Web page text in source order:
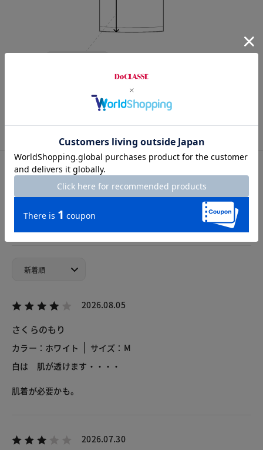
M L XL
カスタマーレビュー
2026.08.05
さくらのもり
カラー：ホワイト
サイズ：M
白は 肌が透けます・・・・
肌着が必要かも。
2026.07.30